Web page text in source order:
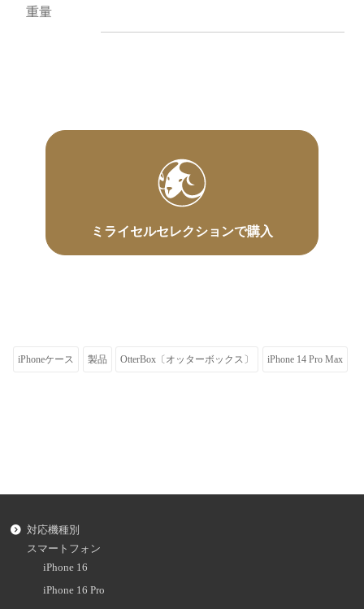
重量
ミライセルセレクションで購入
iPhoneケース 製品 OtterBox〔オッターボックス〕 iPhone 14 Pro Max
対応機種別
スマートフォン
iPhone 16
iPhone 16 Pro